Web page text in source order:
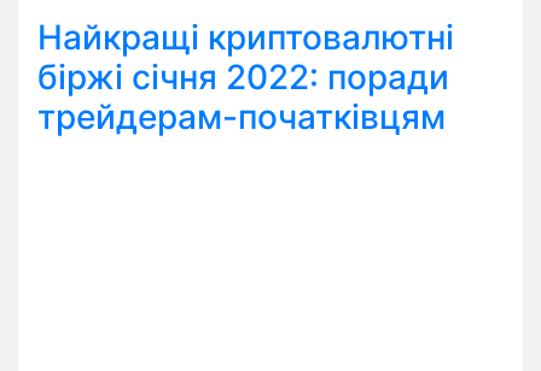
Найкращі криптовалютні
біржі січня 2022: поради
трейдерам-початківцям